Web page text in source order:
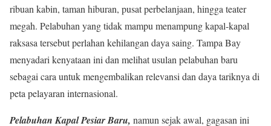
ribuan kabin, taman hiburan, pusat perbelanjaan, hingga teater
megah. Pelabuhan yang tidak mampu menampung kapal-kapal
raksasa tersebut perlahan kehilangan daya saing. Tampa Bay
menyadari kenyataan ini dan melihat usulan pelabuhan baru
sebagai cara untuk mengembalikan relevansi dan daya tariknya di
peta pelayaran internasional.
Pelabuhan Kapal Pesiar Baru, namun sejak awal, gagasan ini